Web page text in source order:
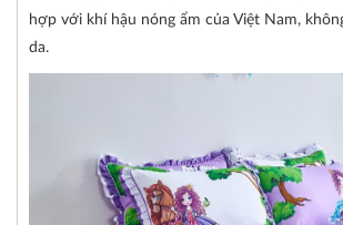
hợp với khí hậu nóng ẩm của Việt Nam,
da.